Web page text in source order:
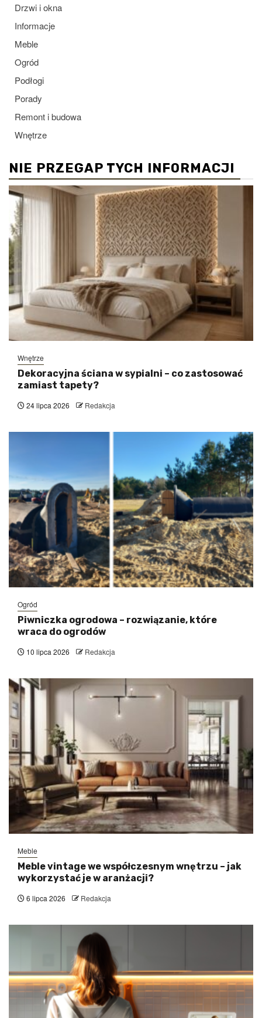
Drzwi i okna
Informacje
Meble
Ogród
Podłogi
Porady
Remont i budowa
Wnętrze
NIE PRZEGAP TYCH INFORMACJI
Wnętrze
Dekoracyjna ściana w sypialni – co zastosować
zamiast tapety?
24 lipca 2026 Redakcja
Ogród
Piwniczka ogrodowa – rozwiązanie, które
wraca do ogrodów
10 lipca 2026 Redakcja
Meble
Meble vintage we współczesnym wnętrzu – jak
wykorzystać je w aranżacji?
6 lipca 2026 Redakcja